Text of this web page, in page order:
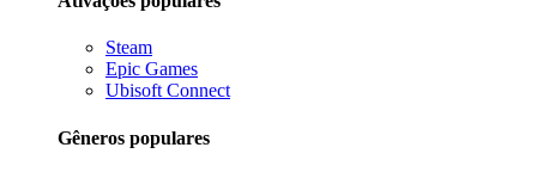
Steam
Epic Games
Ubisoft Connect
Gêneros populares